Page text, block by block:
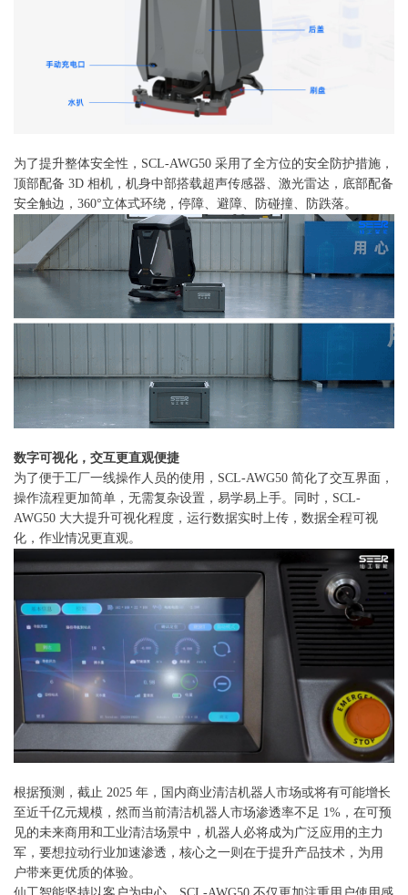
为了提升整体安全性，SCL-AWG50 采用了全方位的安全防护措施，
顶部配备 3D 相机，机身中部搭载超声传感器、激光雷达，底部配备
安全触边，360°立体式环绕，停障、避障、防碰撞、防跌落。
数字可视化，交互更直观便捷
为了便于工厂一线操作人员的使用，SCL-AWG50 简化了交互界面，
操作流程更加简单，无需复杂设置，易学易上手。同时，SCL-
AWG50 大大提升可视化程度，运行数据实时上传，数据全程可视
化，作业情况更直观。
根据预测，截止 2025 年，国内商业清洁机器人市场或将有可能增长
至近千亿元规模，然而当前清洁机器人市场渗透率不足 1%，在可预
见的未来商用和工业清洁场景中，机器人必将成为广泛应用的主力
军，要想拉动行业加速渗透，核心之一则在于提升产品技术，为用
户带来更优质的体验。